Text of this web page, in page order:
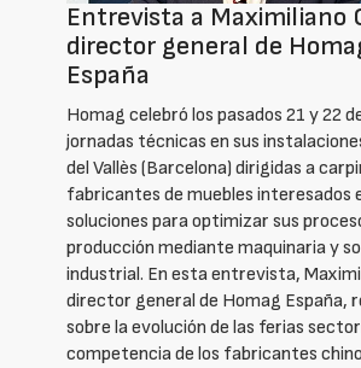
Entrevista a Maximiliano
director general de
España
Homag celebró los pasados 21 y 22
jornadas técnicas en sus
del Vallès (Barcelona) dirigidas a
fabricantes de muebles interesados
soluciones para optimizar sus
producción mediante maquinaria y
industrial. En esta entrevista,
director general de Homag España,
sobre la evolución de las ferias
competencia de los fabricantes